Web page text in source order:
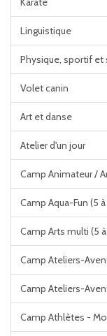
Linguistique
Physique, sportif et
Volet canin
Art et danse
Atelier d'un jour
Camp Animateur /
Camp Aqua-Fun (5 à
Camp Arts multi (5 à
Camp Ateliers-
Camp Ateliers-
Camp Athlètes -